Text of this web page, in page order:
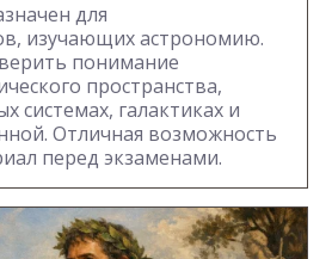
для
изучающих астрономию.
понимание
пространства,
системах, галактиках и
Отличная возможность
перед экзаменами.